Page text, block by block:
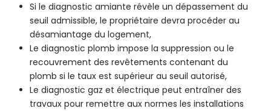
Si le diagnostic amiante révèle un dépassement du
seuil admissible, le propriétaire devra procéder au
désamiantage du logement,
Le diagnostic plomb impose la suppression ou le
recouvrement des revêtements contenant du
plomb si le taux est supérieur au seuil autorisé,
Le diagnostic gaz et électrique peut entraîner des
travaux pour remettre aux normes les installations